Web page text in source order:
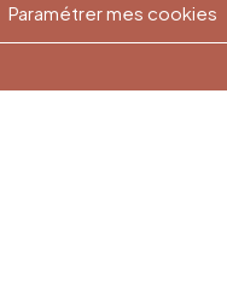
Inscription à la
Paramétrer mes cookies